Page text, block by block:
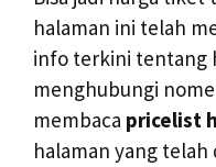
halaman ini telah
info terkini tentang
menghubungi
membaca pricelist
halaman yang telah